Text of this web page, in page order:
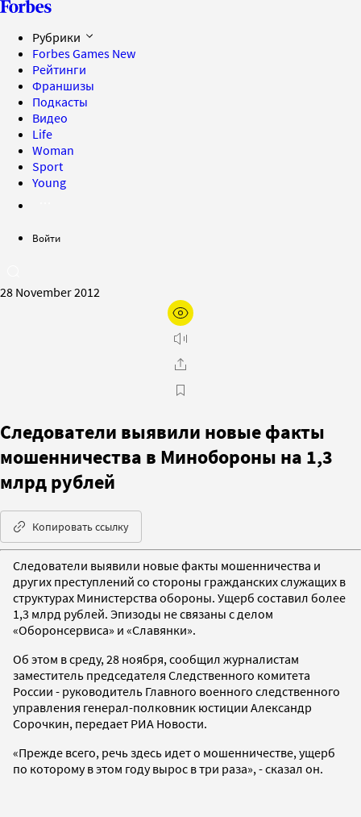
Рубрики
Forbes Games New
Рейтинги
Франшизы
Подкасты
Видео
Life
Woman
Sport
Young
Войти
28 November 2012
Следователи выявили новые факты
мошенничества в Минобороны на 1,3
млрд рублей
Копировать ссылку
Следователи выявили новые факты мошенничества и
других преступлений со стороны гражданских служащих в
структурах Министерства обороны. Ущерб составил более
1,3 млрд рублей. Эпизоды не связаны с делом
«Оборонсервиса» и «Славянки».
Об этом в среду, 28 ноября, сообщил журналистам
заместитель председателя Следственного комитета
России - руководитель Главного военного следственного
управления генерал-полковник юстиции Александр
Сорочкин, передает РИА Новости.
«Прежде всего, речь здесь идет о мошенничестве, ущерб
по которому в этом году вырос в три раза», - сказал он.